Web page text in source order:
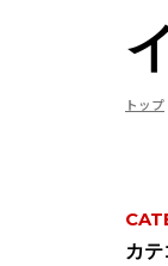
トップ
カ